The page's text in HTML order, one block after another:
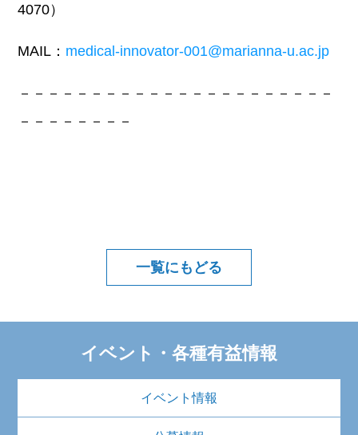
4070）
MAIL： medical-innovator-001@marianna-u.ac.jp
－－－－－－－－－－－－－－－－－－－－－－
－－－－－－－－
一覧にもどる
イベント・各種有益情報
イベント情報